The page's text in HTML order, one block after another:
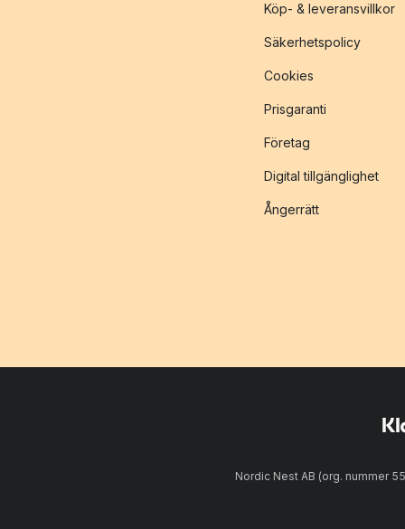
Köp- & leveransvillkor
Säkerhetspolicy
Cookies
Prisgaranti
Företag
Digital tillgänglighet
Ångerrätt
Nordic Nest AB (org. nummer